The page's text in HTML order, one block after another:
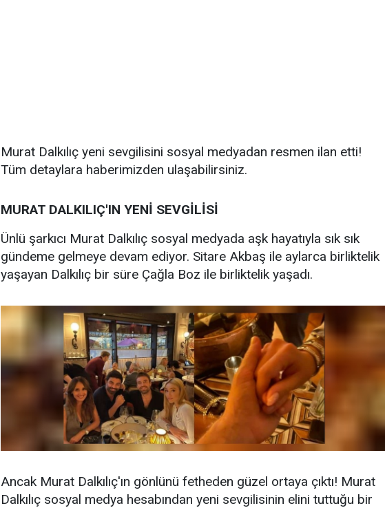
Murat Dalkılıç yeni sevgilisini sosyal medyadan resmen ilan etti!
Tüm detaylara haberimizden ulaşabilirsiniz.
MURAT DALKILIÇ'IN YENİ SEVGİLİSİ
Ünlü şarkıcı Murat Dalkılıç sosyal medyada aşk hayatıyla sık sık
gündeme gelmeye devam ediyor. Sitare Akbaş ile aylarca birliktelik
yaşayan Dalkılıç bir süre Çağla Boz ile birliktelik yaşadı.
Ancak Murat Dalkılıç'ın gönlünü fetheden güzel ortaya çıktı! Murat
Dalkılıç sosyal medya hesabından yeni sevgilisinin elini tuttuğu bir